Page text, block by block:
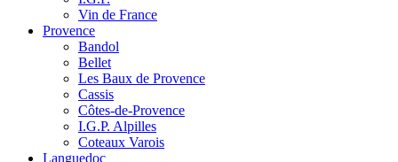
Vin de France
Provence
Bandol
Bellet
Les Baux de Provence
Cassis
Côtes-de-Provence
I.G.P. Alpilles
Coteaux Varois
Languedoc